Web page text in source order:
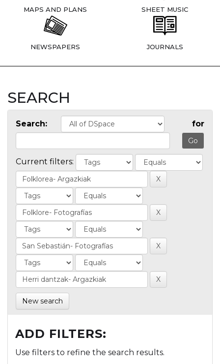
MAPS AND PLANS SHEET MUSIC
NEWSPAPERS JOURNALS
SEARCH
Search: for
Current filters:
New search
ADD FILTERS:
Use filters to refine the search results.